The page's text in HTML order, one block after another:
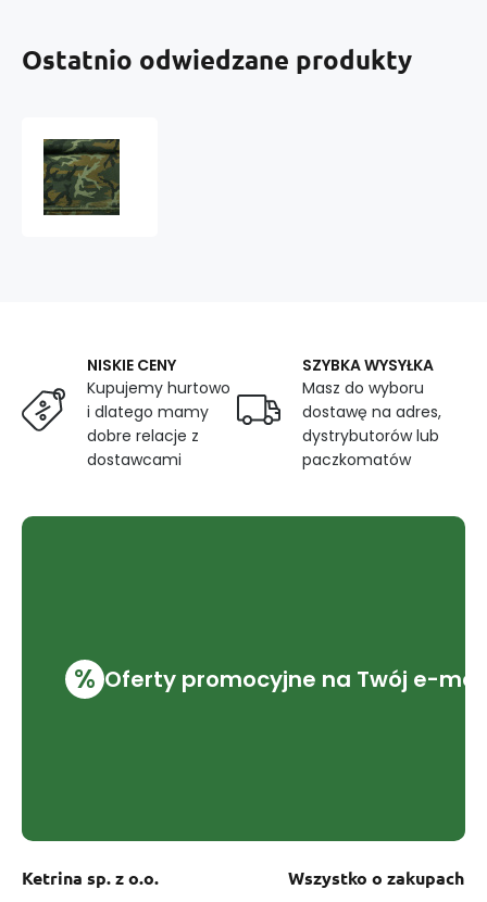
Ostatnio odwiedzane produkty
NISKIE CENY
Kupujemy hurtowo
i dlatego mamy
dobre relacje z
dostawcami
SZYBKA WYSYŁKA
Masz do wyboru
dostawę na adres,
dystrybutorów lub
paczkomatów
% Oferty promocyjne na Twój e-mail
Ketrina sp. z o.o. Wszystko o zakupach